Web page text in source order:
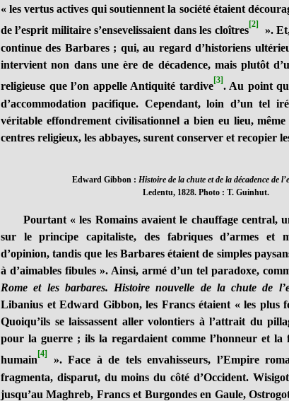
« les vertus actives qui soutiennent la société étaient
de l’esprit militaire s’ensevelissaient dans les cloîtres[2]». Et,
continue des Barbares ; qui, au regard d’historiens
intervient non dans une ère de décadence, mais plutôt
religieuse que l’on appelle Antiquité tardive[3]. Au point
d’accommodation pacifique. Cependant, loin d’un tel
véritable effondrement civilisationnel a bien eu lieu,
centres religieux, les abbayes, surent conserver et recopier
Edward Gibbon : Histoire de la chute et de la décadence de
Ledentu, 1828. Photo : T. Guinhut.
Pourtant « les Romains avaient le chauffage central,
sur le principe capitaliste, des fabriques d’armes et
d’opinion, tandis que les Barbares étaient de simples
à d’aimables fibules ». Ainsi, armé d’un tel paradoxe,
Rome et les barbares. Histoire nouvelle de la chute de
Libanius et Edward Gibbon, les Francs étaient « les plus
Quoiqu’ils se laissassent aller volontiers à l’attrait du
pour la guerre ; ils la regardaient comme l’honneur et la
humain [4]
». Face à de tels envahisseurs, l’Empire
fragmenta, disparut, du moins du côté d’Occident.
jusqu’au Maghreb, Francs et Burgondes en Gaule,